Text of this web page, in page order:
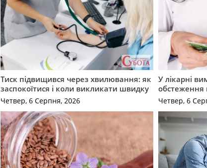
Тиск підвищився через хвилювання: як
заспокоїтися і коли викликати швидку
Четвер, 6 Серпня, 2026
У лікарні
обстеження
Четвер, 6